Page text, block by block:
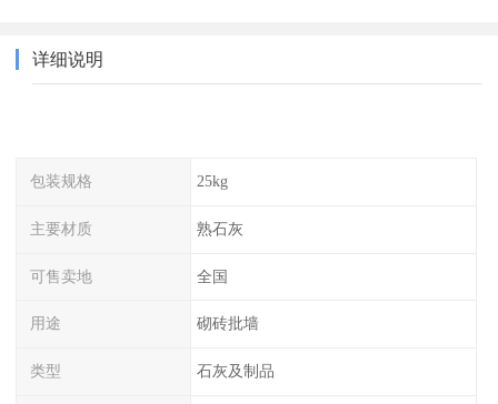
详细说明
包装规格 25kg
主要材质 熟石灰
可售卖地 全国
用途 砌砖批墙
类型 石灰及制品